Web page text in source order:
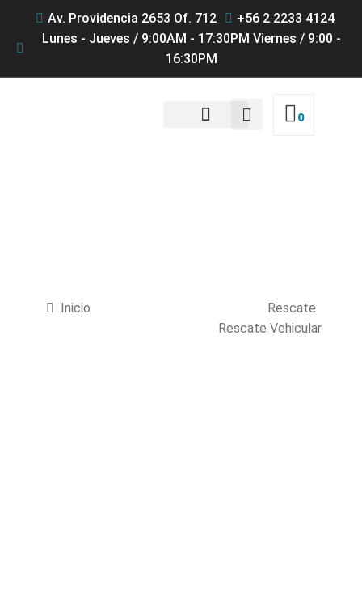
Av. Providencia 2653 Of. 712
+56 2 2233 4124
Lunes - Jueves / 9:00AM - 17:30PM Viernes / 9:00 -
16:30PM
0
Inicio
Rescate
Rescate Vehicular